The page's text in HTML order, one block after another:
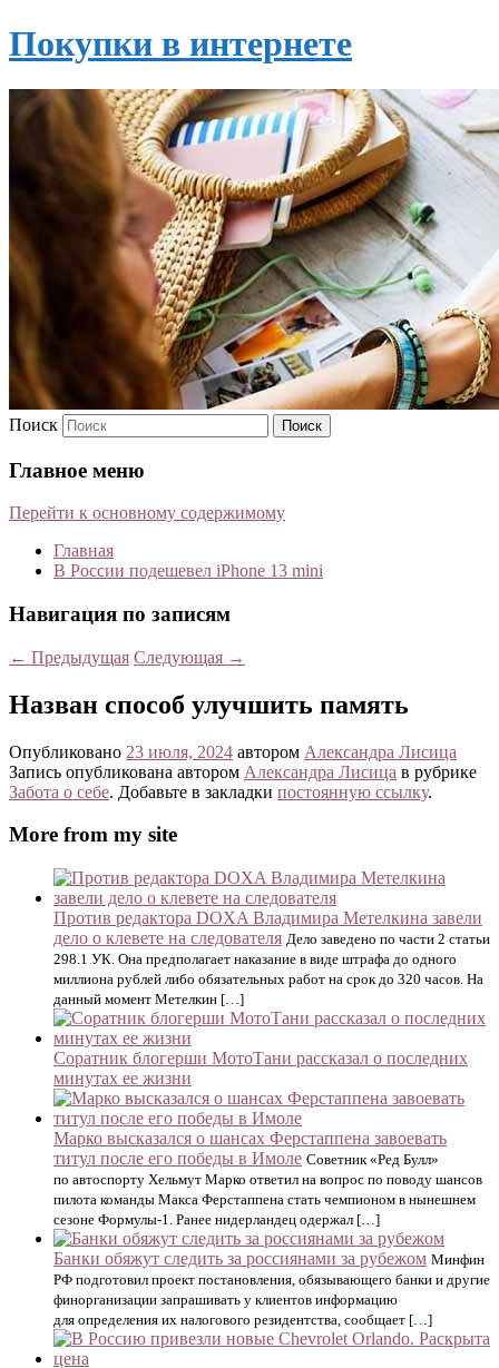
Покупки в интернете
Поиск
Главное меню
Перейти к основному содержимому
Главная
В России подешевел iPhone 13 mini
Навигация по записям
← Предыдущая Следующая →
Назван способ улучшить память
Опубликовано 23 июля, 2024 автором Александра Лисица
Запись опубликована автором Александра Лисица в рубрике
Забота о себе. Добавьте в закладки постоянную ссылку.
More from my site
Против редактора DOXA Владимира Метелкина завели
дело о клевете на следователя Дело заведено по части 2 статьи
298.1 УК. Она предполагает наказание в виде штрафа до одного
миллиона рублей либо обязательных работ на срок до 320 часов. На
данный момент Метелкин […]
Соратник блогерши МотоТани рассказал о последних
минутах ее жизни
Марко высказался о шансах Ферстаппена завоевать
титул после его победы в Имоле Советник «Ред Булл»
по автоспорту Хельмут Марко ответил на вопрос по поводу шансов
пилота команды Макса Ферстаппена стать чемпионом в нынешнем
сезоне Формулы-1. Ранее нидерландец одержал […]
Банки обяжут следить за россиянами за рубежом Минфин
РФ подготовил проект постановления, обязывающего банки и другие
финорганизации запрашивать у клиентов информацию
для определения их налогового резидентства, сообщает […]